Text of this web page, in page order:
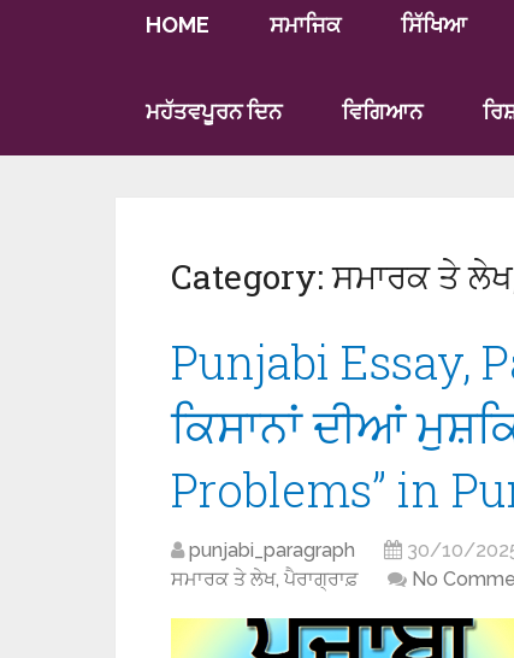
HOME ਸਮਾਜਿਕ ਸਿੱਖਿਆ
ਮਹੱਤਵਪੂਰਨ ਦਿਨ ਵਿਗਿਆਨ
Category:ਸਮਾਰਕ ਤੇ
Punjabi Essay,
ਕਿਸਾਨਾਂ ਦੀਆਂ
Problems” in
punjabi_paragraph 30/10/
ਸਮਾਰਕ ਤੇ ਲੇਖ, ਪੈਰਾਗ੍ਰਾਫ਼
No